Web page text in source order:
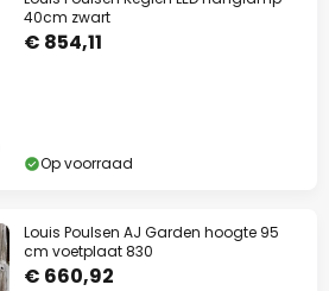
40cm zwart
€ 854,11
Op voorraad
Louis Poulsen AJ Garden hoogte 95
cm voetplaat 830
€ 660,92